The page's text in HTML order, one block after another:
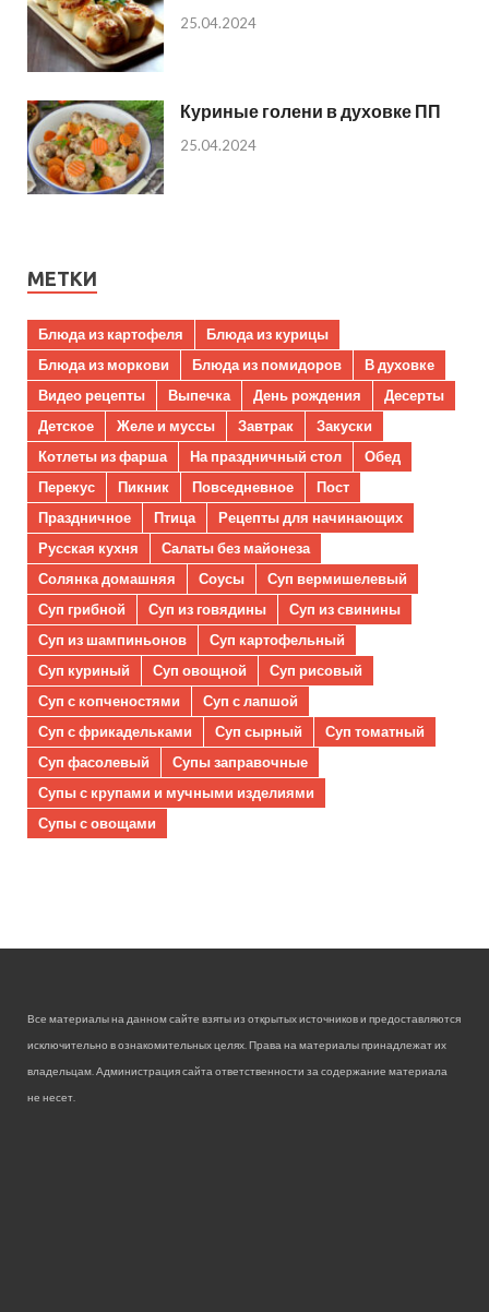
25.04.2024
Куриные голени в духовке ПП
25.04.2024
МЕТКИ
Блюда из картофеля
Блюда из курицы
Блюда из моркови
Блюда из помидоров
В духовке
Видео рецепты
Выпечка День рождения
Десерты
Детское
Желе и муссы Завтрак
Закуски
Котлеты из фарша
На праздничный стол
Обед
Перекус
Пикник Повседневное
Пост
Праздничное
Птица
Рецепты для начинающих
Русская кухня
Салаты без майонеза
Солянка домашняя
Соусы
Суп вермишелевый
Суп грибной
Суп из говядины
Суп из свинины
Суп из шампиньонов
Суп картофельный
Суп куриный
Суп овощной
Суп рисовый
Суп с копченостями
Суп с лапшой
Суп с фрикадельками
Суп сырный
Суп томатный
Суп фасолевый
Супы заправочные
Супы с крупами и мучными изделиями
Супы с овощами
Все материалы на данном сайте взяты из открытых источников и предоставляются
исключительно в ознакомительных целях. Права на материалы принадлежат их
владельцам. Администрация сайта ответственности за содержание материала
не несет.